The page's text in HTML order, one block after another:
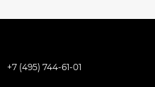
+7 (495) 744-61-01